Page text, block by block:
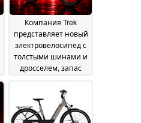
Компания Trek
представляет новый
электровелосипед с
толстыми шинами и
дросселем, запас
составляет 70 миль
27 July 2026